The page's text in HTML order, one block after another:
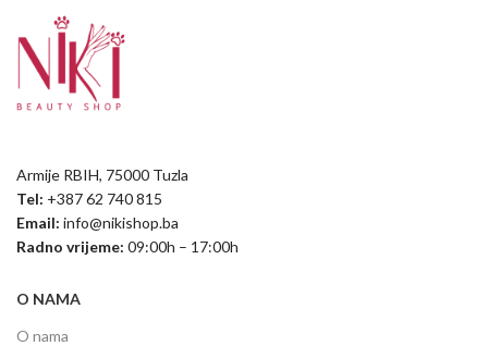
Armije RBIH, 75000 Tuzla
Tel: +387 62 740 815
Email: info@nikishop.ba
Radno vrijeme: 09:00h – 17:00h
O NAMA
O nama